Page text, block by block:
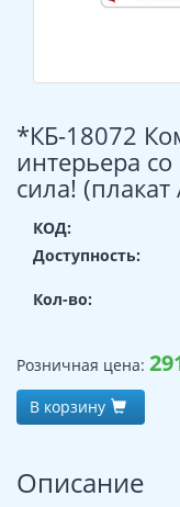
*КБ-18072
интерьера
сила!
КОД:
Доступность:
Кол-во:
Розничная цена:
В корзину
Описание